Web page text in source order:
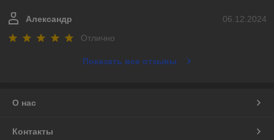
06.12.2024
Александр
Отлично
Показать все отзывы
О нас
Контакты